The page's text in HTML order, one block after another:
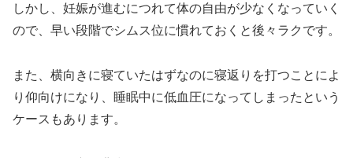
しかし、妊娠が進むにつれて体の自由が少なくなっていく
ので、早い段階でシムス位に慣れておくと後々ラクです。
また、横向きに寝ていたはずなのに寝返りを打つことによ
り仰向けになり、睡眠中に低血圧になってしまったという
ケースもあります。